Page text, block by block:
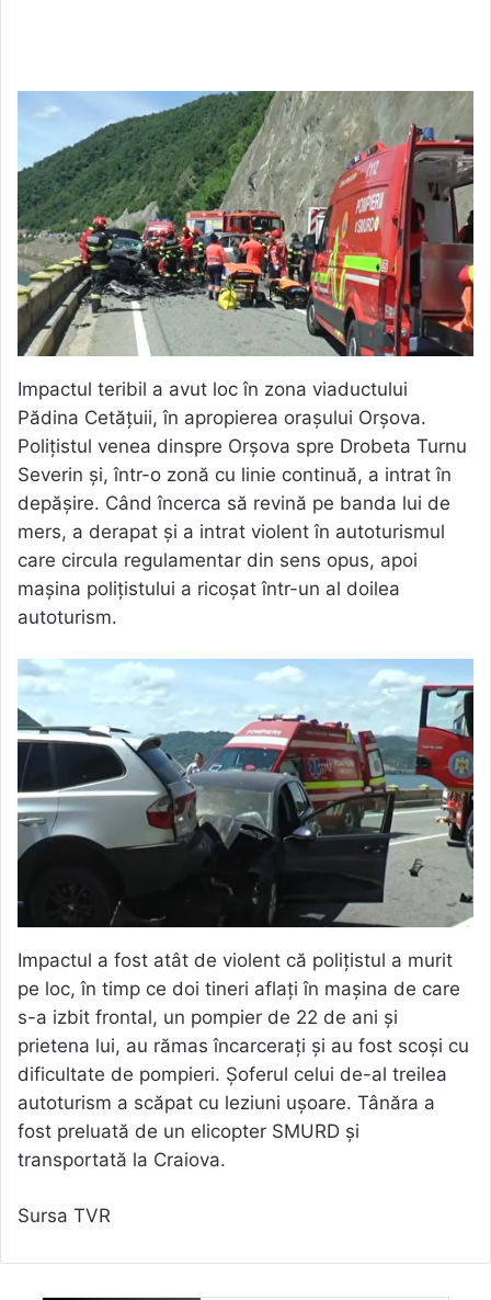
Impactul teribil a avut loc în zona viaductului
Pădina Cetățuii, în apropierea orașului Orșova.
Polițistul venea dinspre Orșova spre Drobeta Turnu
Severin și, într-o zonă cu linie continuă, a intrat în
depășire. Când încerca să revină pe banda lui de
mers, a derapat și a intrat violent în autoturismul
care circula regulamentar din sens opus, apoi
mașina polițistului a ricoșat într-un al doilea
autoturism.
Impactul a fost atât de violent că polițistul a murit
pe loc, în timp ce doi tineri aflați în mașina de care
s-a izbit frontal, un pompier de 22 de ani și
prietena lui, au rămas încarcerați și au fost scoși cu
dificultate de pompieri. Șoferul celui de-al treilea
autoturism a scăpat cu leziuni ușoare. Tânăra a
fost preluată de un elicopter SMURD și
transportată la Craiova.
Sursa TVR